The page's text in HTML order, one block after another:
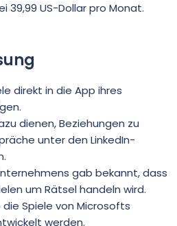
39,99 US-Dollar pro Monat.
direkt in die App ihres
dienen, Beziehungen zu
unter den LinkedIn-
gab bekannt, dass
um Rätsel handeln wird.
die Spiele von Microsofts
werden.